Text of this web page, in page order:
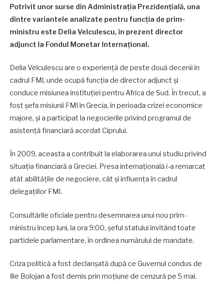
Potrivit unor surse din Administrația Prezidențială, una
dintre variantele analizate pentru funcția de prim-
ministru este Delia Velculescu, în prezent director
adjunct la Fondul Monetar Internațional.
Delia Velculescu are o experiență de peste două decenii în
cadrul FMI, unde ocupă funcția de director adjunct și
conduce misiunea instituției pentru Africa de Sud. În trecut, a
fost șefa misiunii FMI în Grecia, în perioada crizei economice
majore, și a participat la negocierile privind programul de
asistență financiară acordat Ciprului.
În 2009, aceasta a contribuit la elaborarea unui studiu privind
situația financiară a Greciei. Presa internațională i-a remarcat
atât abilitățile de negociere, cât și influența în cadrul
delegațiilor FMI.
Consultările oficiale pentru desemnarea unui nou prim-
ministru încep luni, la ora 9:00, șeful statului invitând toate
partidele parlamentare, în ordinea numărului de mandate.
Criza politică a fost declanșată după ce Guvernul condus de
Ilie Bolojan a fost demis prin moțiune de cenzură pe 5 mai.